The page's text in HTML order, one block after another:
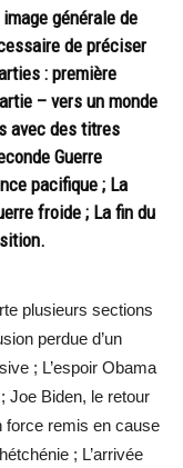
générale de
de préciser
: première
– vers un monde
avec des titres
Guerre
pacifique ; La
froide ; La fin du
plusieurs sections
perdue d’un
; L’espoir Obama
Joe Biden, le retour
force remis en cause
; L’arrivée